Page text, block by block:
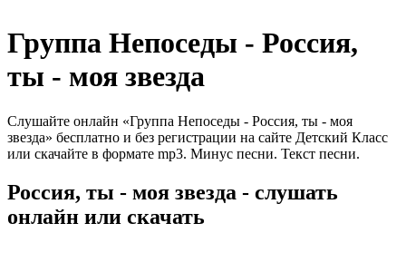
Группа Непоседы - Россия,
ты - моя звезда
Слушайте онлайн «Группа Непоседы - Россия, ты - моя
звезда» бесплатно и без регистрации на сайте Детский Класс
или скачайте в формате mp3. Минус песни. Текст песни.
Россия, ты - моя звезда - слушать
онлайн или скачать